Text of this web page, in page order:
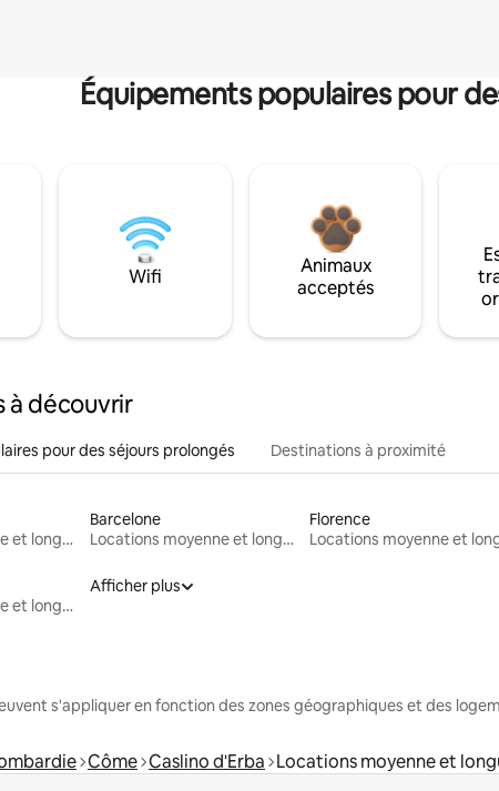
Équipements populaires pour
Wifi
Animaux
acceptés
à découvrir
pour des séjours prolongés Destinations à proximité
Locations moyenne et longue durée
Barcelone
Locations moyenne et longue durée
Florence
Locations moyenne et longue durée
Afficher plus
s'appliquer en fonction des zones géographiques et des
Côme Caslino d'Erba Locations moyenne et